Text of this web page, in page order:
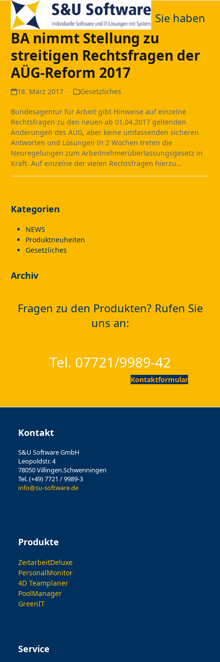
Skip
content
Open
mobile
menu
Close
mobile
menu
BA nimmt Stellung zu
streitigen Rechtsfragen der
AÜG-Reform 2017
18. März 2017 Gesetzliches
Bundesagentur für Arbeit gibt Hinweise auf einzelne
Rechtsfragen zu den neuen ab 01.04.2017 geltenden
Änderungen des AÜG, aber keine umfassenden sicheren
Antworten und Lösungen In 2 Wochen treten die
Neuregelungen zum Arbeitnehmerüberlassungsgesetz in
Kraft. Auf einzelne der vielen Rechtsfragen hierzu…
Kategorien
NEWS
Produktneuheiten
Gesetzliches
Archiv
Sie haben
Fragen zu den Produkten? Rufen Sie
uns an:
Tel. 07721/9989-42
Kontaktformular
Kontakt
S&U Software GmbH
Leopoldstr. 4
78050 Villingen.Schwenningen
Tel. (+49) 7721 / 9989-3
info@su-software.de
Produkte
ZeitarbeitDeluxe
PersonalMonitor
4D Teamplaner
PoolManager
GreenIT
Service